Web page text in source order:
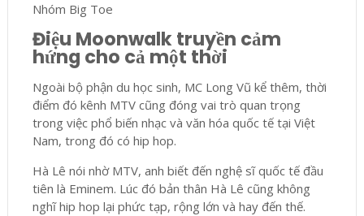
Nhóm Big Toe
Điệu Moonwalk truyền cảm
hứng cho cả một thời
Ngoài bộ phận du học sinh, MC Long Vũ kể thêm, thời
điểm đó kênh MTV cũng đóng vai trò quan trọng
trong việc phổ biến nhạc và văn hóa quốc tế tại Việt
Nam, trong đó có hip hop.
Hà Lê nói nhờ MTV, anh biết đến nghệ sĩ quốc tế đầu
tiên là Eminem. Lúc đó bản thân Hà Lê cũng không
nghĩ hip hop lại phức tạp, rộng lớn và hay đến thế.